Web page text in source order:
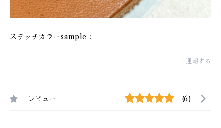
ステッチカラーsample：
通報する
レビュー (6)